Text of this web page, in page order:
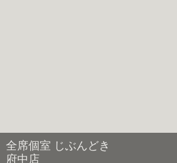
全席個室 じぶんどき
府中店